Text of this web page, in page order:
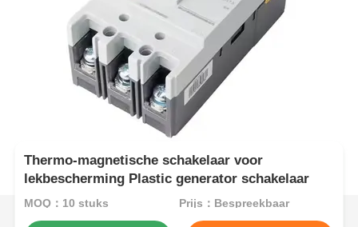
Thermo-magnetische schakelaar voor
lekbescherming Plastic generator schakelaar
MOQ：10 stuks Prijs：Bespreekbaar